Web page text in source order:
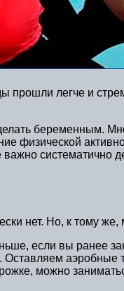
прошли легче и
беременным.
физической
нет. Но, к тому же,
если вы ранее
можно